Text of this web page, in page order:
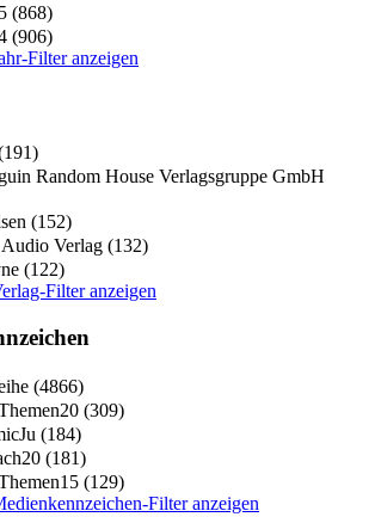
(868)
(906)
Filter anzeigen
Random House Verlagsgruppe GmbH
(152)
Verlag (132)
(122)
Filter anzeigen
(4866)
(309)
(184)
(181)
(129)
Filter anzeigen